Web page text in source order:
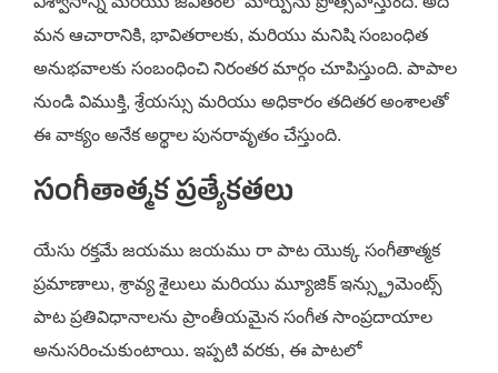
మన ఆచారానికి, భావితరాలకు, మరియు మనిషి సంబంధిత
అనుభవాలకు సంబంధించి నిరంతర మార్గం చూపిస్తుంది. పాపాల
నుండి విముక్తి, శ్రేయస్సు మరియు అధికారం తదితర అంశాలతో
ఈ వాక్యం అనేక అర్థాల పునరావృతం చేస్తుంది.
సంగీతాత్మక ప్రత్యేకతలు
యేసు రక్తమే జయము జయము రా పాట యొక్క సంగీతాత్మక
ప్రమాణాలు, శ్రావ్య శైలులు మరియు మ్యూజిక్ ఇన్స్ట్రుమెంట్స్
పాట ప్రతివిధానాలను ప్రాంతీయమైన సంగీత సాంప్రదాయాల
అనుసరించుకుంటాయి. ఇప్పటి వరకు, ఈ పాటలో